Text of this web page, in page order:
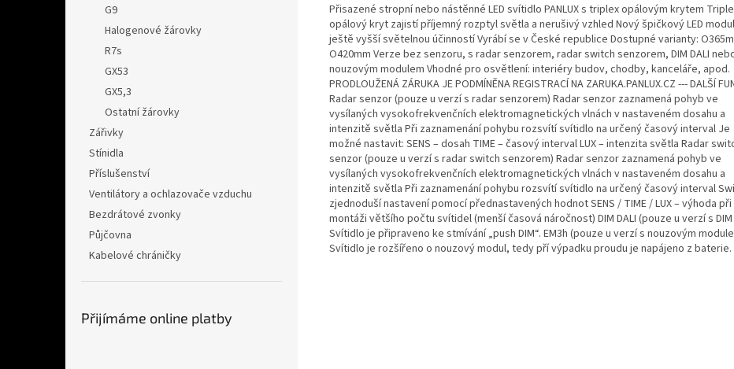
G9
Halogenové žárovky
R7s
GX53
GX5,3
Ostatní žárovky
Zářivky
Stínidla
Příslušenství
Ventilátory a ochlazovače vzduchu
Bezdrátové zvonky
Půjčovna
Kabelové chráničky
Přijímáme online platby
Přisazené stropní nebo nástěnné LED svítidlo PANLUX s triplex opálovým krytem
opálový kryt zajistí příjemný rozptyl světla a nerušivý vzhled Nový špičkový LED
ještě vyšší světelnou účinností Vyrábí se v České republice Dostupné varianty:
O420mm Verze bez senzoru, s radar senzorem, radar switch senzorem, DIM DALI
nouzovým modulem Vhodné pro osvětlení: interiéry budov, chodby, kanceláře, apod.
PRODLOUŽENÁ ZÁRUKA JE PODMÍNĚNA REGISTRACÍ NA ZARUKA.PANLUX.CZ --- DALŠÍ
Radar senzor (pouze u verzí s radar senzorem) Radar senzor zaznamená pohyb ve
vysílaných vysokofrekvenčních elektromagnetických vlnách v nastaveném dosahu a
intenzitě světla Při zaznamenání pohybu rozsvítí svítidlo na určený časový interval Je
možné nastavit: SENS – dosah TIME – časový interval LUX – intenzita světla Radar
senzor (pouze u verzí s radar switch senzorem) Radar senzor zaznamená pohyb ve
vysílaných vysokofrekvenčních elektromagnetických vlnách v nastaveném dosahu a
intenzitě světla Při zaznamenání pohybu rozsvítí svítidlo na určený časový interval
zjednoduší nastavení pomocí přednastavených hodnot SENS / TIME / LUX – výhoda při
montáži většího počtu svítidel (menší časová náročnost) DIM DALI (pouze u verzí s DIM
Svítidlo je připraveno ke stmívání „push DIM“. EM3h (pouze u verzí s nouzovým
Svítidlo je rozšířeno o nouzový modul, tedy pří výpadku proudu je napájeno z baterie.